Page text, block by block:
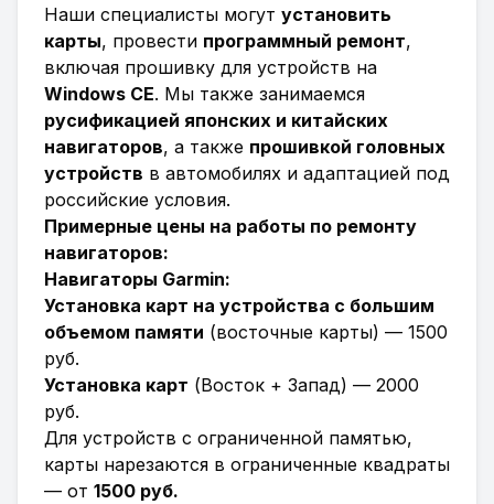
Наши специалисты могут установить
карты, провести программный ремонт,
включая прошивку для устройств на
Windows CE. Мы также занимаемся
русификацией японских и китайских
навигаторов, а также прошивкой головных
устройств в автомобилях и адаптацией под
российские условия.
Примерные цены на работы по ремонту
навигаторов:
Навигаторы Garmin:
Установка карт на устройства с большим
объемом памяти (восточные карты) — 1500
руб.
Установка карт (Восток + Запад) — 2000
руб.
Для устройств с ограниченной памятью,
карты нарезаются в ограниченные квадраты
— от 1500 руб.